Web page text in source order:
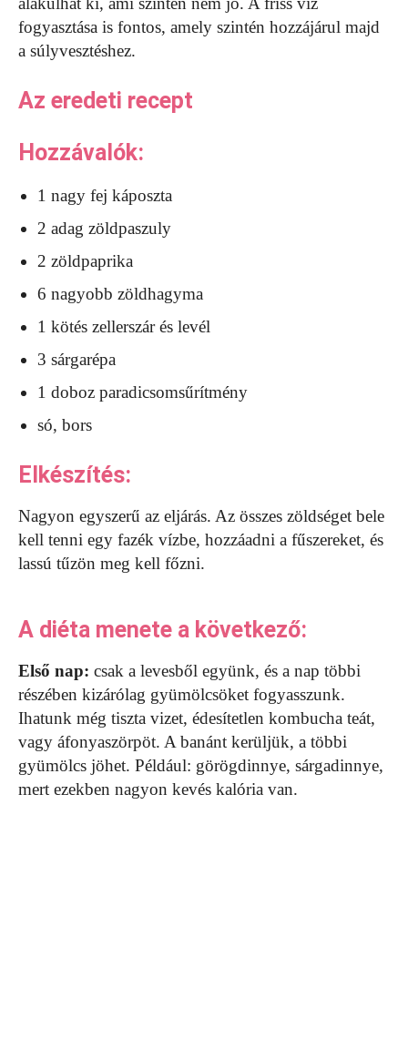
fogyasztása is fontos, amely szintén hozzájárul majd
a súlyvesztéshez.
Az eredeti recept
Hozzávalók:
1 nagy fej káposzta
2 adag zöldpaszuly
2 zöldpaprika
6 nagyobb zöldhagyma
1 kötés zellerszár és levél
3 sárgarépa
1 doboz paradicsomsűrítmény
só, bors
Elkészítés:
Nagyon egyszerű az eljárás. Az összes zöldséget bele
kell tenni egy fazék vízbe, hozzáadni a fűszereket, és
lassú tűzön meg kell főzni.
A diéta menete a következő:
Első nap: csak a levesből együnk, és a nap többi
részében kizárólag gyümölcsöket fogyasszunk.
Ihatunk még tiszta vizet, édesítetlen kombucha teát,
vagy áfonyaszörpöt. A banánt kerüljük, a többi
gyümölcs jöhet. Például: görögdinnye, sárgadinnye,
mert ezekben nagyon kevés kalória van.